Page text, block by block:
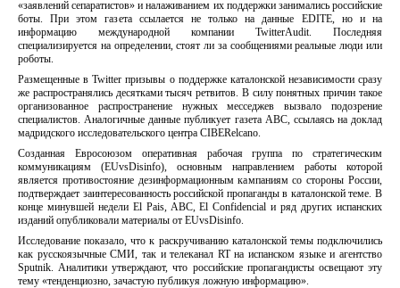
«заявлений сепаратистов» и налаживанием их поддержки занимались российские
боты. При этом газета ссылается не только на данные EDITE, но и на
информацию международной компании TwitterAudit. Последняя
специализируется на определении, стоят ли за сообщениями реальные люди или
роботы.
Размещенные в Twitter призывы о поддержке каталонской независимости сразу
же распространялись десятками тысяч ретвитов. В силу понятных причин такое
организованное распространение нужных месседжев вызвало подозрение
специалистов. Аналогичные данные публикует газета АВС, ссылаясь на доклад
мадридского исследовательского центра CIBERelcano.
Созданная Евросоюзом оперативная рабочая группа по стратегическим
коммуникациям (EUvsDisinfo), основным направлением работы которой
является противостояние дезинформационным кампаниям со стороны России,
подтверждает заинтересованность российской пропаганды в каталонской теме. В
конце минувшей недели El Pais, ABC, El Confidencial и ряд других испанских
изданий опубликовали материалы от EUvsDisinfo.
Исследование показало, что к раскручиванию каталонской темы подключились
как русскоязычные СМИ, так и телеканал RT на испанском языке и агентство
Sputnik. Аналитики утверждают, что российские пропагандисты освещают эту
тему «тенденциозно, зачастую публикуя ложную информацию».